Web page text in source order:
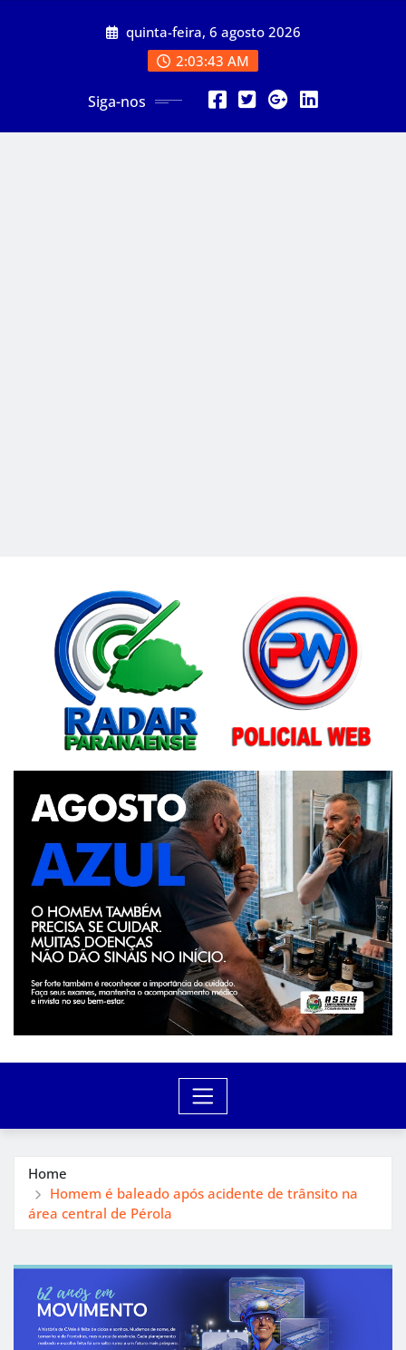
quinta-feira, 6 agosto 2026
2:03:45 AM
Siga-nos
Home
Homem é baleado após acidente de trânsito na
área central de Pérola